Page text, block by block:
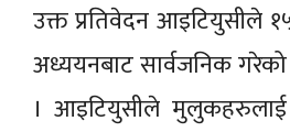
उक्त प्रतिवेदन आइटियुसीले
अध्ययनबाट सार्वजनिक
। आइटियुसीले